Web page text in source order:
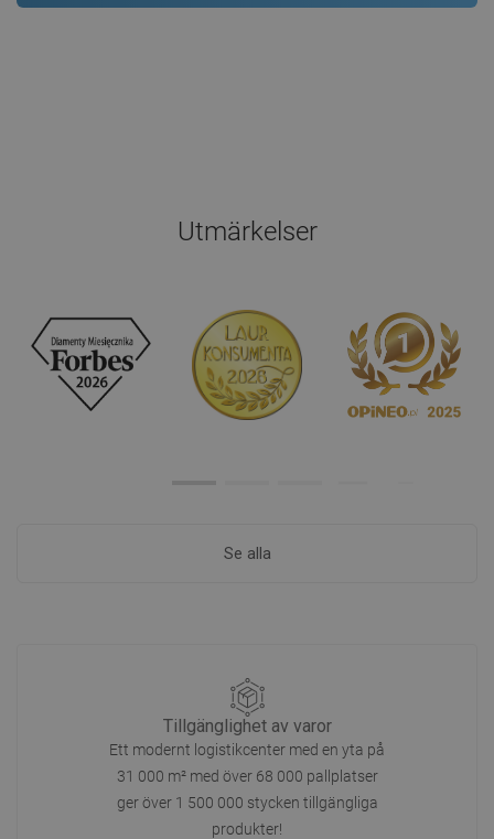
Utmärkelser
Se alla
Tillgänglighet av varor
Ett modernt logistikcenter med en yta på
31 000 m² med över 68 000 pallplatser
ger över 1 500 000 stycken tillgängliga
produkter!